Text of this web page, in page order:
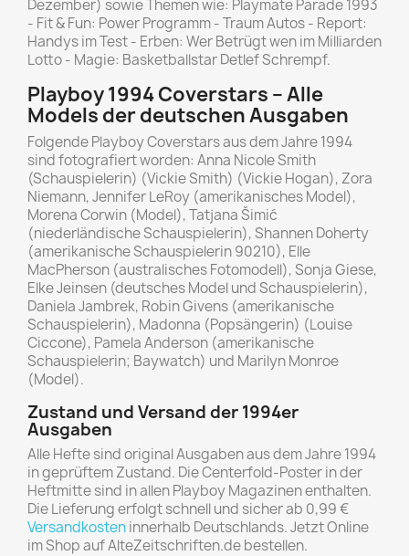
Dezember) sowie Themen wie: Playmate Parade 1993
- Fit & Fun: Power Programm - Traum Autos - Report:
Handys im Test - Erben: Wer Betrügt wen im Milliarden
Lotto - Magie: Basketballstar Detlef Schrempf.
Playboy 1994 Coverstars – Alle
Models der deutschen Ausgaben
Folgende Playboy Coverstars aus dem Jahre 1994
sind fotografiert worden: Anna Nicole Smith
(Schauspielerin) (Vickie Smith) (Vickie Hogan), Zora
Niemann, Jennifer LeRoy (amerikanisches Model),
Morena Corwin (Model), Tatjana Šimić
(niederländische Schauspielerin), Shannen Doherty
(amerikanische Schauspielerin 90210), Elle
MacPherson (australisches Fotomodell), Sonja Giese,
Elke Jeinsen (deutsches Model und Schauspielerin),
Daniela Jambrek, Robin Givens (amerikanische
Schauspielerin), Madonna (Popsängerin) (Louise
Ciccone), Pamela Anderson (amerikanische
Schauspielerin; Baywatch) und Marilyn Monroe
(Model).
Zustand und Versand der 1994er
Ausgaben
Alle Hefte sind original Ausgaben aus dem Jahre 1994
in geprüftem Zustand. Die Centerfold-Poster in der
Heftmitte sind in allen Playboy Magazinen enthalten.
Die Lieferung erfolgt schnell und sicher ab 0,99 €
Versandkosteninnerhalb Deutschlands. Jetzt Online
im Shop auf AlteZeitschriften.de bestellen.